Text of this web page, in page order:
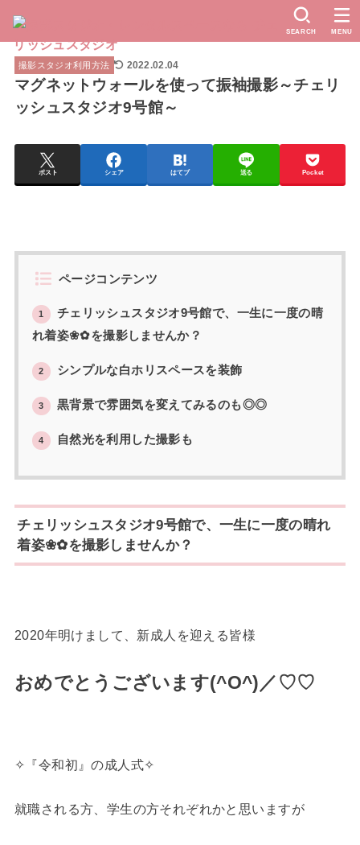
SEARCH MENU
撮影スタジオ利用方法 2022.02.04
マグネットウォールを使って振袖撮影～チェリ
ッシュスタジオ9号館～
ポスト シェア はてブ 送る Pocket
ページコンテンツ
1
チェリッシュスタジオ9号館で、一生に一度の晴
れ着姿❀✿を撮影しませんか？
2 シンプルな白ホリスペースを装飾
3 黒背景で雰囲気を変えてみるのも◎◎
4 自然光を利用した撮影も
チェリッシュスタジオ9号館で、一生に一度の晴れ
着姿❀✿を撮影しませんか？
2020年明けまして、新成人を迎える皆様
おめでとうございます(^O^)／♡♡
✧『令和初』の成人式✧
就職される方、学生の方それぞれかと思いますが